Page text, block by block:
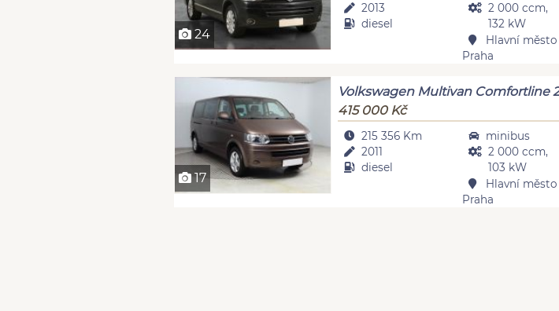
24
2013
diesel
2 000 ccm,
132 kW
Hlavní město
Praha
17
Volkswagen Multivan Comfortline
415 000 Kč
215 356 Km
2011
diesel
minibus
2 000 ccm,
103 kW
Hlavní město
Praha